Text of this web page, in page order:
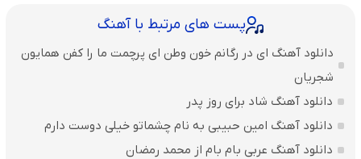
پست های مرتبط با آهنگ
دانلود آهنگ ای در رگانم خون وطن ای پرچمت ما را کفن همایون
شجریان
دانلود آهنگ شاد برای روز پدر
دانلود آهنگ امین حبیبی به نام چشماتو خیلی دوست دارم
دانلود آهنگ عربی بام بام از محمد رمضان